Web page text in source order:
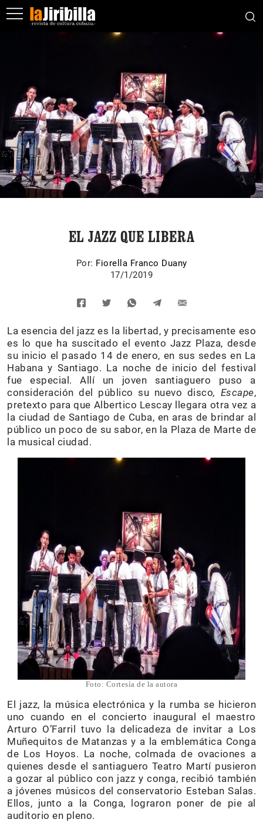
EL JAZZ QUE LIBERA
Por: Fiorella Franco Duany
17/1/2019
La esencia del jazz es la libertad, y precisamente eso
es lo que ha suscitado el evento Jazz Plaza, desde
su inicio el pasado 14 de enero, en sus sedes en La
Habana y Santiago. La noche de inicio del festival
fue especial. Allí un joven santiaguero puso a
consideración del público su nuevo disco, Escape,
pretexto para que Albertico Lescay llegara otra vez a
la ciudad de Santiago de Cuba, en aras de brindar al
público un poco de su sabor, en la Plaza de Marte de
la musical ciudad.
Foto: Cortesía de la autora
El jazz, la música electrónica y la rumba se hicieron
uno cuando en el concierto inaugural el maestro
Arturo O’Farril tuvo la delicadeza de invitar a Los
Muñequitos de Matanzas y a la emblemática Conga
de Los Hoyos. La noche, colmada de ovaciones a
quienes desde el santiaguero Teatro Martí pusieron
a gozar al público con jazz y conga, recibió también
a jóvenes músicos del conservatorio Esteban Salas.
Ellos, junto a la Conga, lograron poner de pie al
auditorio en pleno.